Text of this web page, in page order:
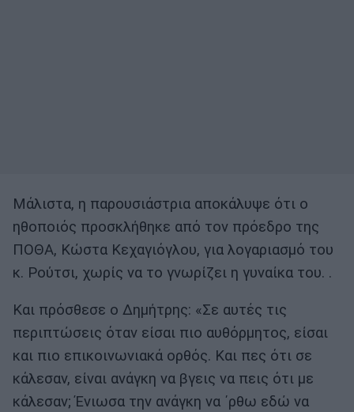
Μάλιστα, η παρουσιάστρια αποκάλυψε ότι ο
ηθοποιός προσκλήθηκε από τον πρόεδρο της
ΠΟΘΑ, Κώστα Κεχαγιόγλου, για λογαριασμό του
κ. Ρούτσι, χωρίς να το γνωρίζει η γυναίκα του. .
Και πρόσθεσε ο Δημήτρης: «Σε αυτές τις
περιπτώσεις όταν είσαι πιο αυθόρμητος, είσαι
και πιο επικοινωνιακά ορθός. Και πες ότι σε
κάλεσαν, είναι ανάγκη να βγεις να πεις ότι με
κάλεσαν; Ένιωσα την ανάγκη να ΄ρθω εδώ να